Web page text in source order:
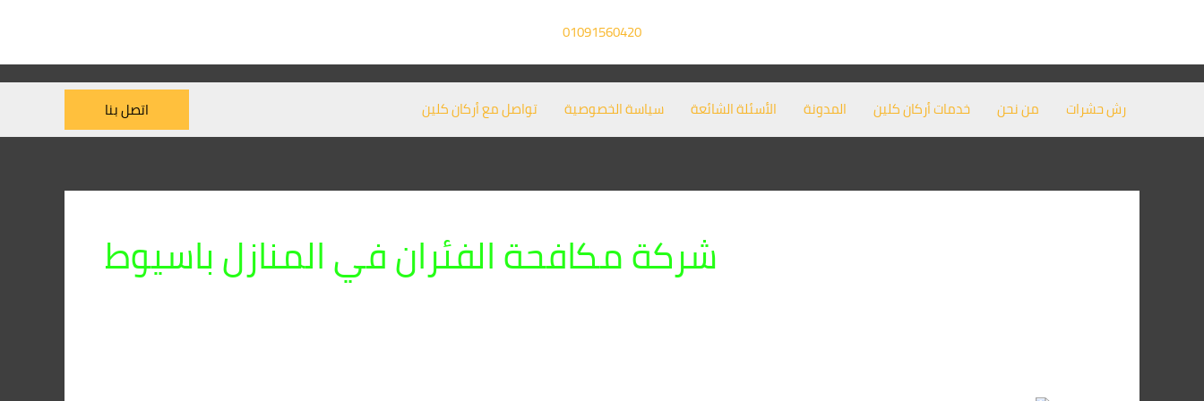
01091560420
رش حشرات من نحن خدمات أركان كلين المدونة الأسئلة الشائعة سياسة الخصوصية تواصل مع أركان كلين اتصل بنا
شركة مكافحة الفئران في المنازل باسيوط